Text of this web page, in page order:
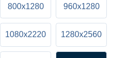
800x1280 960x1280
1080x2220 1280x2560